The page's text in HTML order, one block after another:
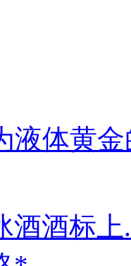
液体黄
酒酒标上